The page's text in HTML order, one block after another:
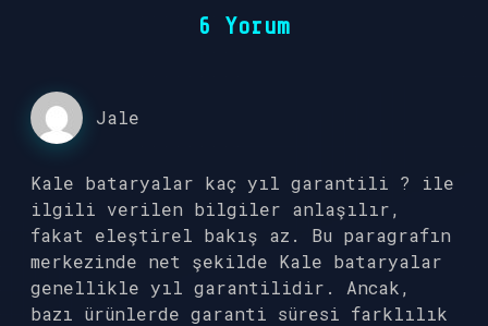
6 Yorum
Jale
Kale bataryalar kaç yıl garantili ? ile
ilgili verilen bilgiler anlaşılır,
fakat eleştirel bakış az. Bu paragrafın
merkezinde net şekilde Kale bataryalar
genellikle yıl garantilidir. Ancak,
bazı ürünlerde garanti süresi farklılık